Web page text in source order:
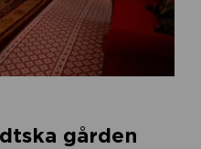
gården